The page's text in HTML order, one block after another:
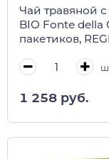
Чай травяной
BIO Fonte della
пакетиков,
1 258 руб.